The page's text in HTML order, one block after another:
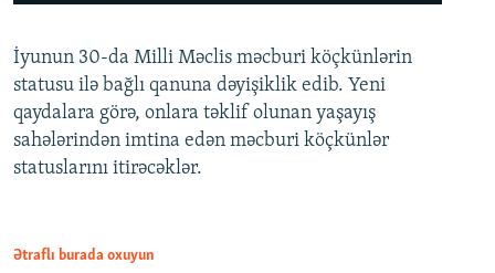
360p
480p
720p
İyunun 30-da Milli Məclis məcburi köçkünlərin
statusu ilə bağlı qanuna dəyişiklik edib. Yeni
qaydalara görə, onlara təklif olunan yaşayış
sahələrindən imtina edən məcburi köçkünlər
statuslarını itirəcəklər.
Ətraflı burada oxuyun